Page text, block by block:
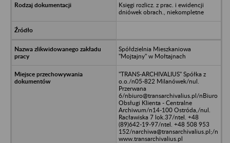
Księgi rozlicz. z prac. i ewidencji
dniówek obrach., niekompletne
Spółdzielnia Mieszkaniowa
"Mojtajny" w Mołtajnach
"TRANS-ARCHIVALIUS" Spółka z
o.o./n05-822 Milanówek/nul.
Przerwana
6/nbiuro@transarchivalius.pl/nBiuro
Obsługi Klienta - Centralne
Archiwum/n14-100 Ostróda,/nul.
Racławiska 7 lok.37/ntel. +48
(89)642-19-97/ntel. +48 508 953
152/narchiwa@transarchivalius.pl;/n
www.transarchivalius.pl